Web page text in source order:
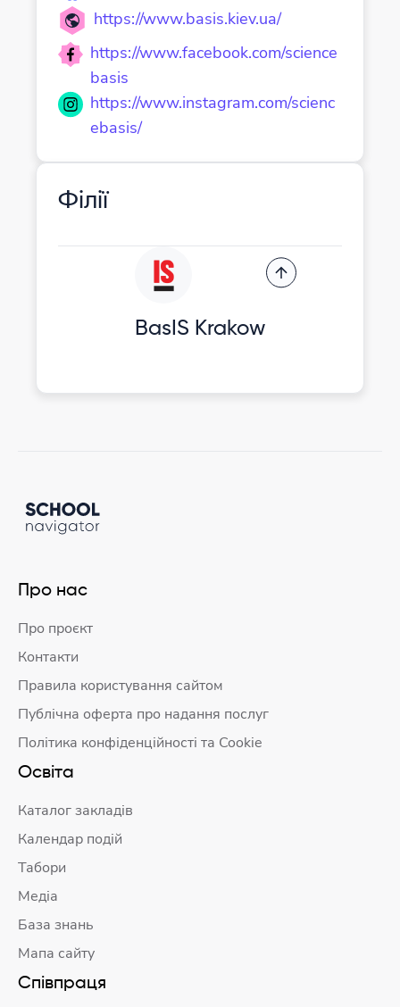
https://www.basis.kiev.ua/
https://www.facebook.com/science
basis
https://www.instagram.com/scienc
ebasis/
Філії
BasIS Krakow
Про нас
Про проєкт
Контакти
Правила користування сайтом
Публічна оферта про надання послуг
Політика конфіденційності та Cookie
Освіта
Каталог закладів
Календар подій
Табори
Медіа
База знань
Мапа сайту
Співпраця